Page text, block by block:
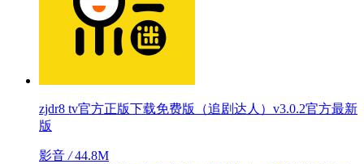
zjdr8 tv官方正版下载免费版（追剧达人）v3.0.2官方最新
版
影音 /44.8M